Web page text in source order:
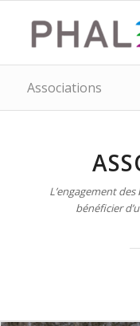
Associations
L’engagement
bénéficier